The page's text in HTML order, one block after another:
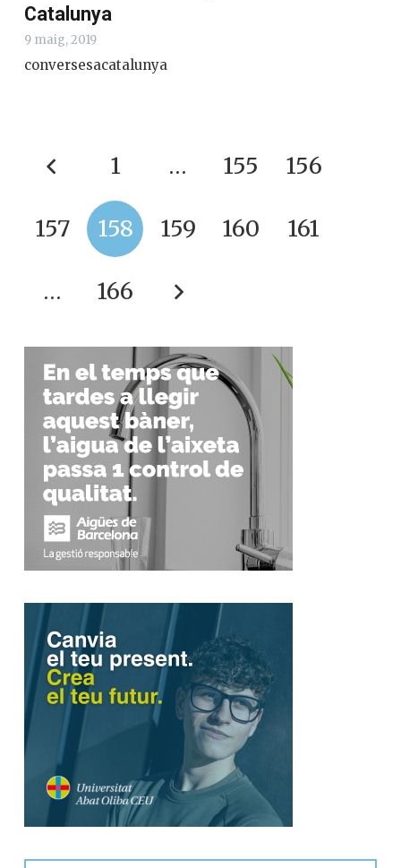
Catalunya
9 maig, 2019
conversesacatalunya
1 … 155 156
157 158 159 160 161
… 166